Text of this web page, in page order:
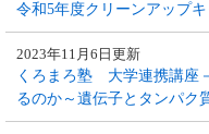
令和5年度クリーンアップ
くろまろ塾 大学連携講座
るのか～遺伝子とタンパ
2023年11月6日更新